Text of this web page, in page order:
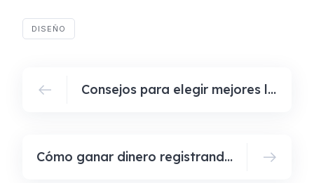
DISEÑO
Consejos para elegir mejores lugares para vacacionar
Cómo ganar dinero registrando tu parcela o terreno.